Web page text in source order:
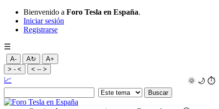
Bienvenido a Foro Tesla en España.
Iniciar sesión
Registrarse
☰
A- A↻
A+
> - <
< -- >
🌞 🌙 ⏱️
📈